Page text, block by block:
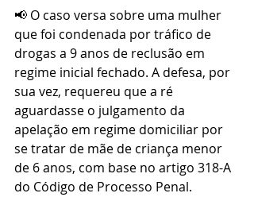
📢 O caso versa sobre uma mulher
que foi condenada por tráfico de
drogas a 9 anos de reclusão em
regime inicial fechado. A defesa, por
sua vez, requereu que a ré
aguardasse o julgamento da
apelação em regime domiciliar por
se tratar de mãe de criança menor
de 6 anos, com base no artigo 318-A
do Código de Processo Penal.